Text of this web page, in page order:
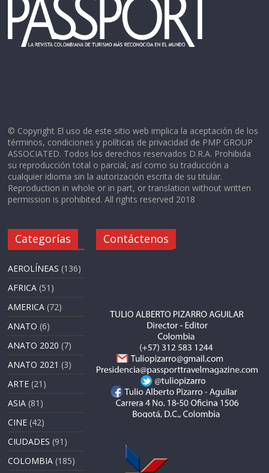
© Copyright El uso de este sitio web implica la aceptación de los
términos, condiciones y políticas de privacidad de PMP GROUP
ASSOCIATED. Todos los derechos reservados D.R.A. Prohibida
su reproducción total o parcial, así como su traducción a
cualquier idioma sin la autorización escrita de su titular.
Reproduction in whole or in part, or translation without written
permission is prohibited. All rights reserved 2018
Categorías
AEROLÍNEAS (136)
AFRICA (51)
AMERICA (72)
ANATO (6)
ANATO 2020 (7)
ANATO 2021 (3)
ARTE (21)
ASIA (81)
CINE (42)
CIUDADES (91)
COLOMBIA (185)
Contáctenos